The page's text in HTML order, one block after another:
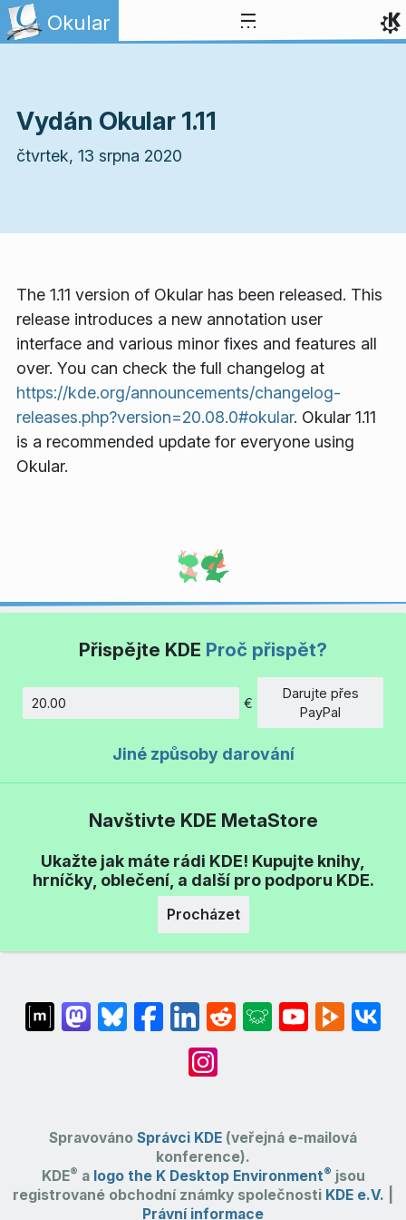
Přejít na obsah
Okular
Vydán Okular 1.11
čtvrtek, 13 srpna 2020
The 1.11 version of Okular has been released. This
release introduces a new annotation user
interface and various minor fixes and features all
over. You can check the full changelog at
https://kde.org/announcements/changelog-
releases.php?version=20.08.0#okular. Okular 1.11
is a recommended update for everyone using
Okular.
Přispějte KDE Proč přispět?
€
Darujte přes
PayPal
Jiné způsoby darování
Navštivte KDE MetaStore
Ukažte jak máte rádi KDE! Kupujte knihy,
hrníčky, oblečení, a další pro podporu KDE.
Procházet
Spravováno Správci KDE (veřejná e-mailová
konference).
KDE® a logo the K Desktop Environment® jsou
registrované obchodní známky společnosti KDE e.V.
Právní informace